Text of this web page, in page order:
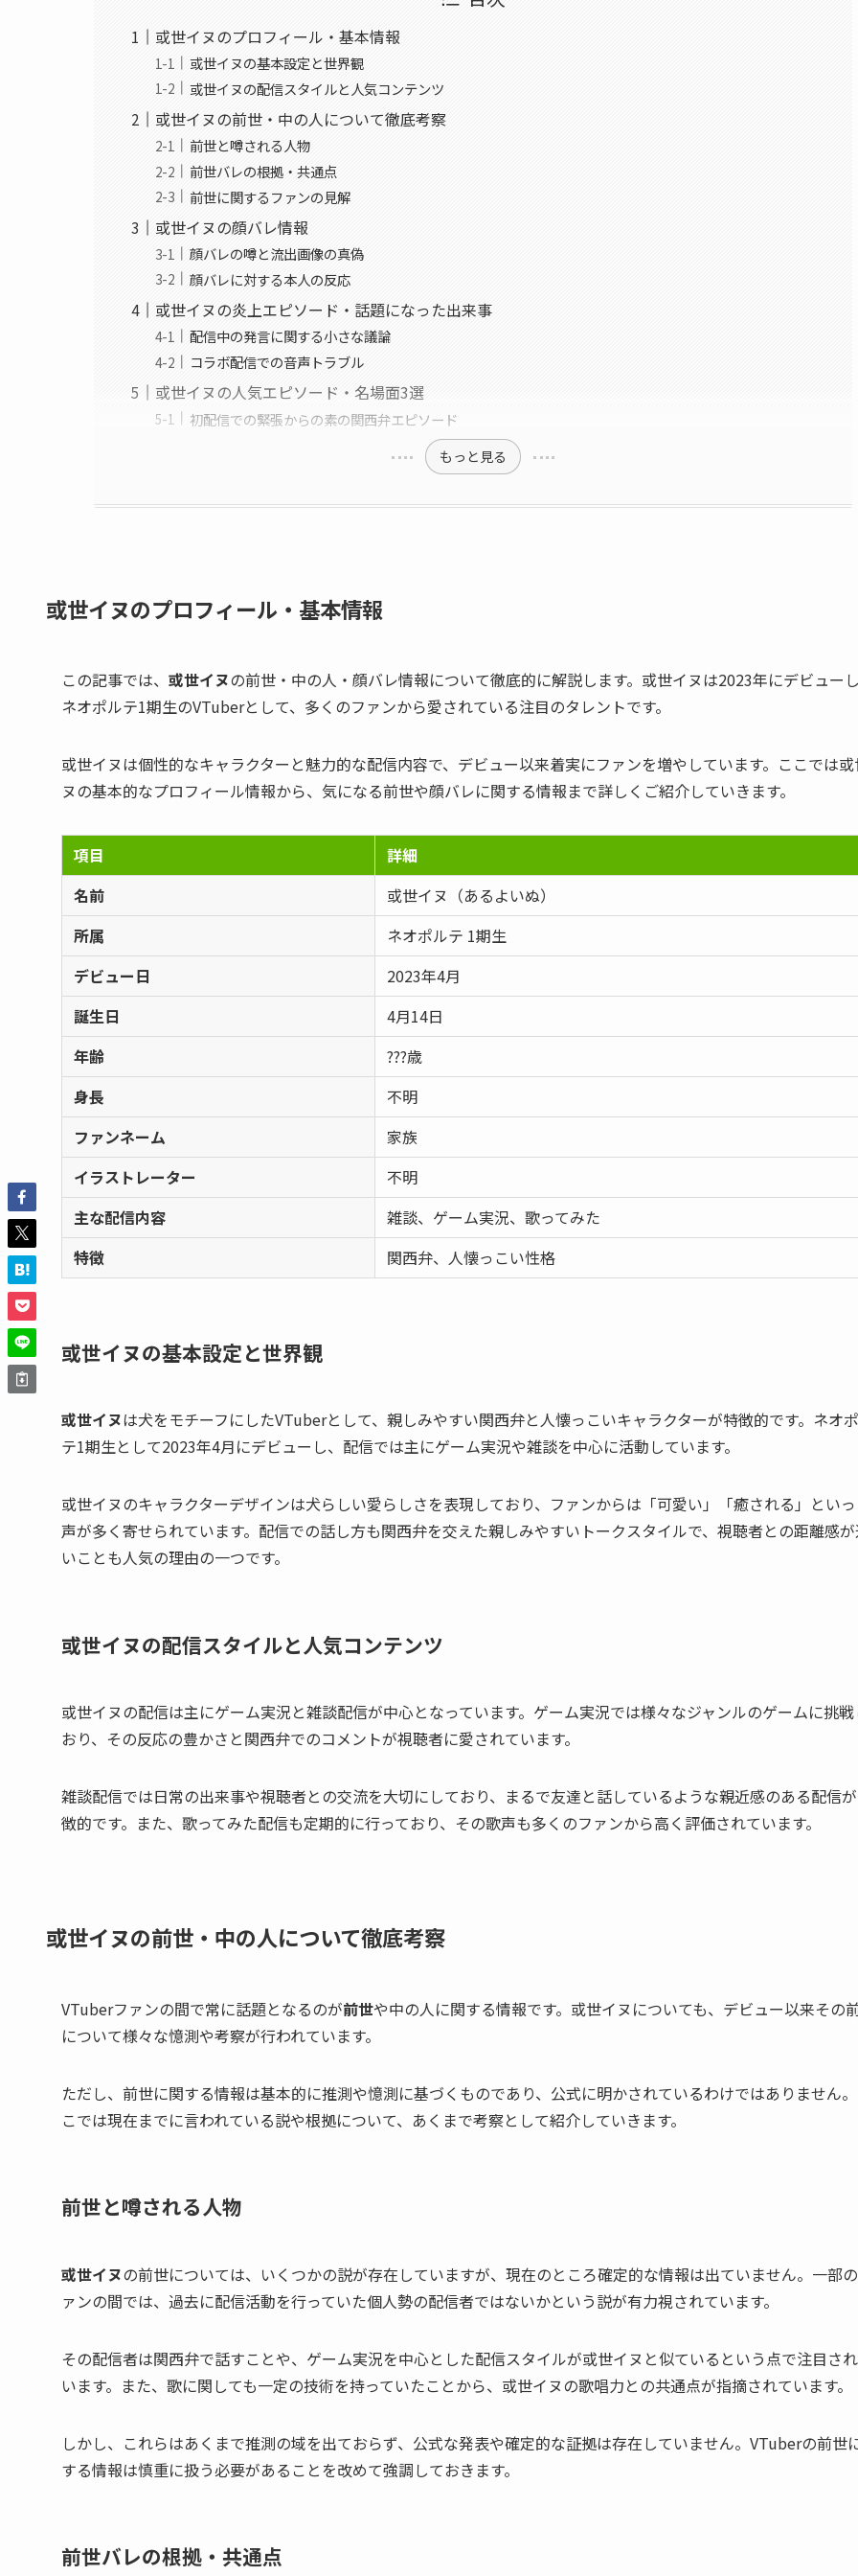
或世イヌのプロフィール・基本情報
或世イヌの基本設定と世界観
或世イヌの配信スタイルと人気コンテンツ
或世イヌの前世・中の人について徹底考察
前世と噂される人物
前世バレの根拠・共通点
前世に関するファンの見解
或世イヌの顔バレ情報
顔バレの噂と流出画像の真偽
顔バレに対する本人の反応
或世イヌの炎上エピソード・話題になった出来事
配信中の発言に関する小さな議論
コラボ配信での音声トラブル
或世イヌの人気エピソード・名場面3選
初配信での緊張からの素の関西弁エピソード
もっと見る
或世イヌのプロフィール・基本情報
この記事では、 或世イヌの前世・中の人・顔バレ情報について徹底的に解説します。或世イヌは2023年にデビュー
ネオポルテ1期生のVTuberとして、多くのファンから愛されている注目のタレントです。
或世イヌは個性的なキャラクターと魅力的な配信内容で、デビュー以来着実にファンを増やしています。ここでは或
ヌの基本的なプロフィール情報から、気になる前世や顔バレに関する情報まで詳しくご紹介していきます。
項目
詳細
名前
或世イヌ（あるよいぬ）
所属
ネオポルテ 1期生
デビュー日
2023年4月
誕生日
4月14日
年齢
???歳
身長
不明
ファンネーム
家族
イラストレーター
不明
主な配信内容
雑談、ゲーム実況、歌ってみた
特徴
関西弁、人懐っこい性格
或世イヌの基本設定と世界観
或世イヌは犬をモチーフにしたVTuberとして、親しみやすい関西弁と人懐っこいキャラクターが特徴的です。ネオ
テ1期生として2023年4月にデビューし、配信では主にゲーム実況や雑談を中心に活動しています。
或世イヌのキャラクターデザインは犬らしい愛らしさを表現しており、ファンからは「可愛い」「癒される」とい
声が多く寄せられています。配信での話し方も関西弁を交えた親しみやすいトークスタイルで、視聴者との距離感
いことも人気の理由の一つです。
或世イヌの配信スタイルと人気コンテンツ
或世イヌの配信は主にゲーム実況と雑談配信が中心となっています。ゲーム実況では様々なジャンルのゲームに挑戦
おり、その反応の豊かさと関西弁でのコメントが視聴者に愛されています。
雑談配信では日常の出来事や視聴者との交流を大切にしており、まるで友達と話しているような親近感のある配信
徴的です。また、歌ってみた配信も定期的に行っており、その歌声も多くのファンから高く評価されています。
或世イヌの前世・中の人について徹底考察
VTuberファンの間で常に話題となるのが前世や中の人に関する情報です。或世イヌについても、デビュー以来その
について様々な憶測や考察が行われています。
ただし、前世に関する情報は基本的に推測や憶測に基づくものであり、公式に明かされているわけではありません
こでは現在までに言われている説や根拠について、あくまで考察として紹介していきます。
前世と噂される人物
或世イヌの前世については、いくつかの説が存在していますが、現在のところ確定的な情報は出ていません。一部
ァンの間では、過去に配信活動を行っていた個人勢の配信者ではないかという説が有力視されています。
その配信者は関西弁で話すことや、ゲーム実況を中心とした配信スタイルが或世イヌと似ているという点で注目さ
います。また、歌に関しても一定の技術を持っていたことから、或世イヌの歌唱力との共通点が指摘されています。
しかし、これらはあくまで推測の域を出ておらず、公式な発表や確定的な証拠は存在していません。VTuberの前世
する情報は慎重に扱う必要があることを改めて強調しておきます。
前世バレの根拠・共通点